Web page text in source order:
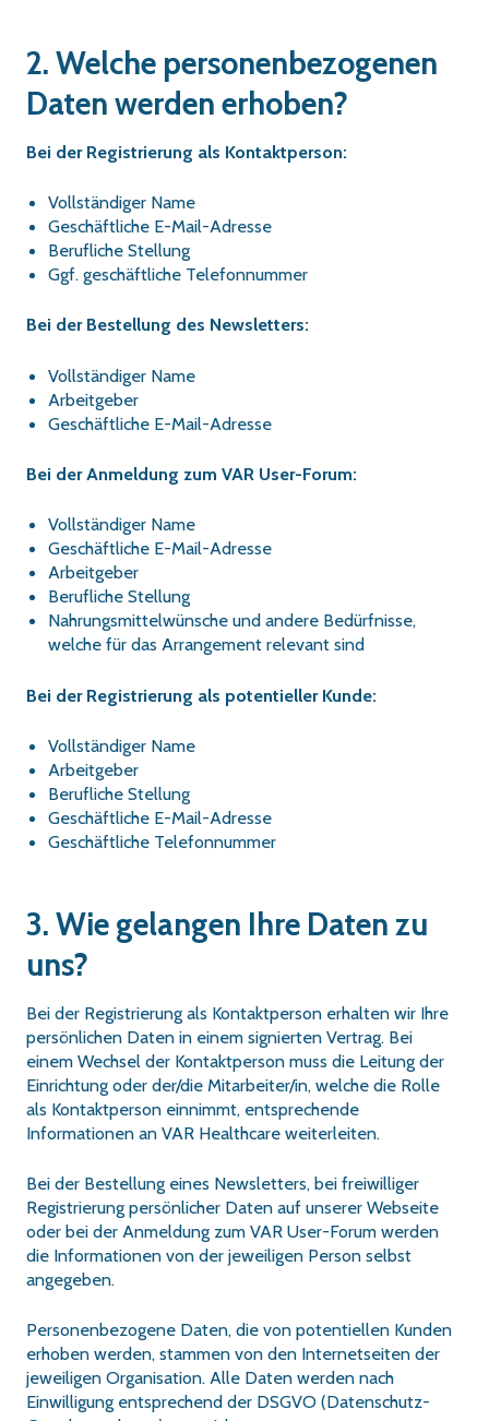
2. Welche personenbezogenen
Daten werden erhoben?
Bei der Registrierung als Kontaktperson:
Vollständiger Name
Geschäftliche E-Mail-Adresse
Berufliche Stellung
Ggf. geschäftliche Telefonnummer
Bei der Bestellung des Newsletters:
Vollständiger Name
Arbeitgeber
Geschäftliche E-Mail-Adresse
Bei der Anmeldung zum VAR User-Forum:
Vollständiger Name
Geschäftliche E-Mail-Adresse
Arbeitgeber
Berufliche Stellung
Nahrungsmittelwünsche und andere Bedürfnisse,
welche für das Arrangement relevant sind
Bei der Registrierung als potentieller Kunde:
Vollständiger Name
Arbeitgeber
Berufliche Stellung
Geschäftliche E-Mail-Adresse
Geschäftliche Telefonnummer
3. Wie gelangen Ihre Daten zu
uns?
Bei der Registrierung als Kontaktperson erhalten wir Ihre
persönlichen Daten in einem signierten Vertrag. Bei
einem Wechsel der Kontaktperson muss die Leitung der
Einrichtung oder der/die Mitarbeiter/in, welche die Rolle
als Kontaktperson einnimmt, entsprechende
Informationen an VAR Healthcare weiterleiten.
Bei der Bestellung eines Newsletters, bei freiwilliger
Registrierung persönlicher Daten auf unserer Webseite
oder bei der Anmeldung zum VAR User-Forum werden
die Informationen von der jeweiligen Person selbst
angegeben.
Personenbezogene Daten, die von potentiellen Kunden
erhoben werden, stammen von den Internetseiten der
jeweiligen Organisation. Alle Daten werden nach
Einwilligung entsprechend der DSGVO (Datenschutz-